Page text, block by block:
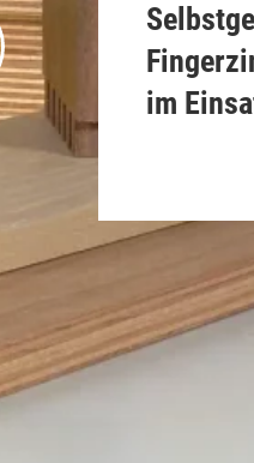
im